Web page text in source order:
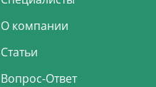
О компании
Статьи
Вопрос-Ответ